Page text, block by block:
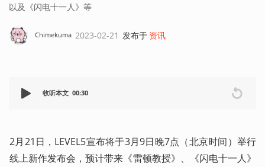
以及《闪电十一人》等
Chimekuma 2023-02-21 发布于 资讯
收听本文 00:30
2月21日，LEVEL5宣布将于3月9日晚7点（北京时间）举行
线上新作发布会，预计带来《雷顿教授》、《闪电十一人》